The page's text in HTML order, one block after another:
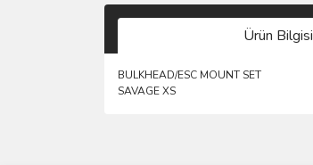
Ürün Bilgisi
BULKHEAD/ESC MOUNT SET
SAVAGE XS